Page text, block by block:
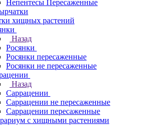
Непентесы Пересаженные
хищных растений
Назад
Росянки
Росянки пересаженные
Росянки не пересаженные
Назад
Саррацении
Саррацении не пересаженные
Саррацении пересаженные
с хищными растениями